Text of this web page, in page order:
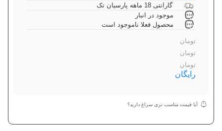
گارانتی 18 ماهه پارسیان تک
موجود در انبار
محصول فعلا ناموجود است
تومان
تومان
تومان
رایگان
آیا قیمت مناسب تری سراغ دارید؟